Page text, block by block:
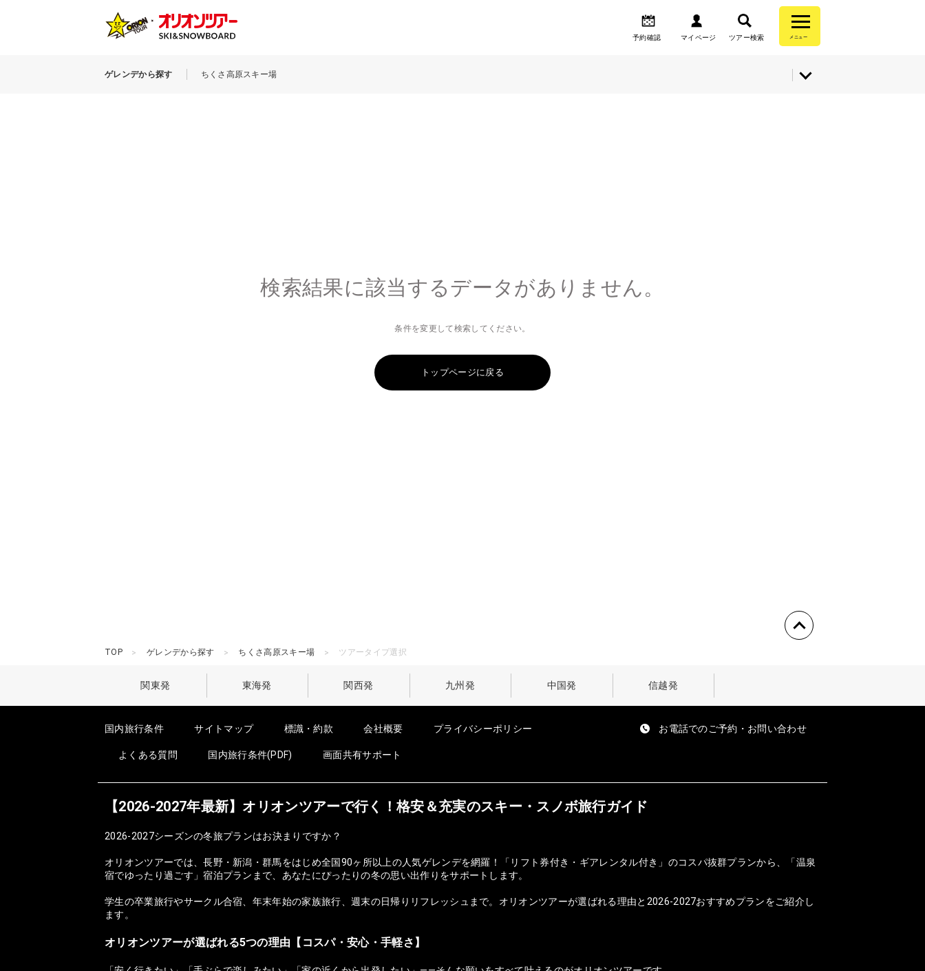
予約確認 マイページ ツアー検索 メニュー
ゲレンデから探す ちくさ高原スキー場
検索結果に該当するデータがありません。
条件を変更して検索してください。
トップページに戻る
TOP ゲレンデから探す ちくさ高原スキー場 ツアータイプ選択
関東発 東海発 関西発 九州発 中国発 信越発
お電話でのご予約・お問い合わせ
国内旅行条件 サイトマップ 標識・約款 会社概要 プライバシーポリシー
よくある質問 国内旅行条件(PDF) 画面共有サポート
【2026-2027年最新】オリオンツアーで行く！格安＆充実のスキー・スノボ旅行ガイド
2026-2027シーズンの冬旅プランはお決まりですか？
オリオンツアーでは、長野・新潟・群馬をはじめ全国90ヶ所以上の人気ゲレンデを網羅！「リフト券付き・ギアレンタル付き」のコスパ抜群プランから、「温泉
宿でゆったり過ごす」宿泊プランまで、あなたにぴったりの冬の思い出作りをサポートします。
学生の卒業旅行やサークル合宿、年末年始の家族旅行、週末の日帰りリフレッシュまで。オリオンツアーが選ばれる理由と2026-2027おすすめプランをご紹介し
ます。
オリオンツアーが選ばれる5つの理由【コスパ・安心・手軽さ】